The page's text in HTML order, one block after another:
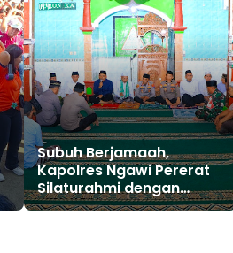
Subuh Berjamaah,
Kapolres Ngawi Pererat
Silaturahmi dengan
Masyarakat